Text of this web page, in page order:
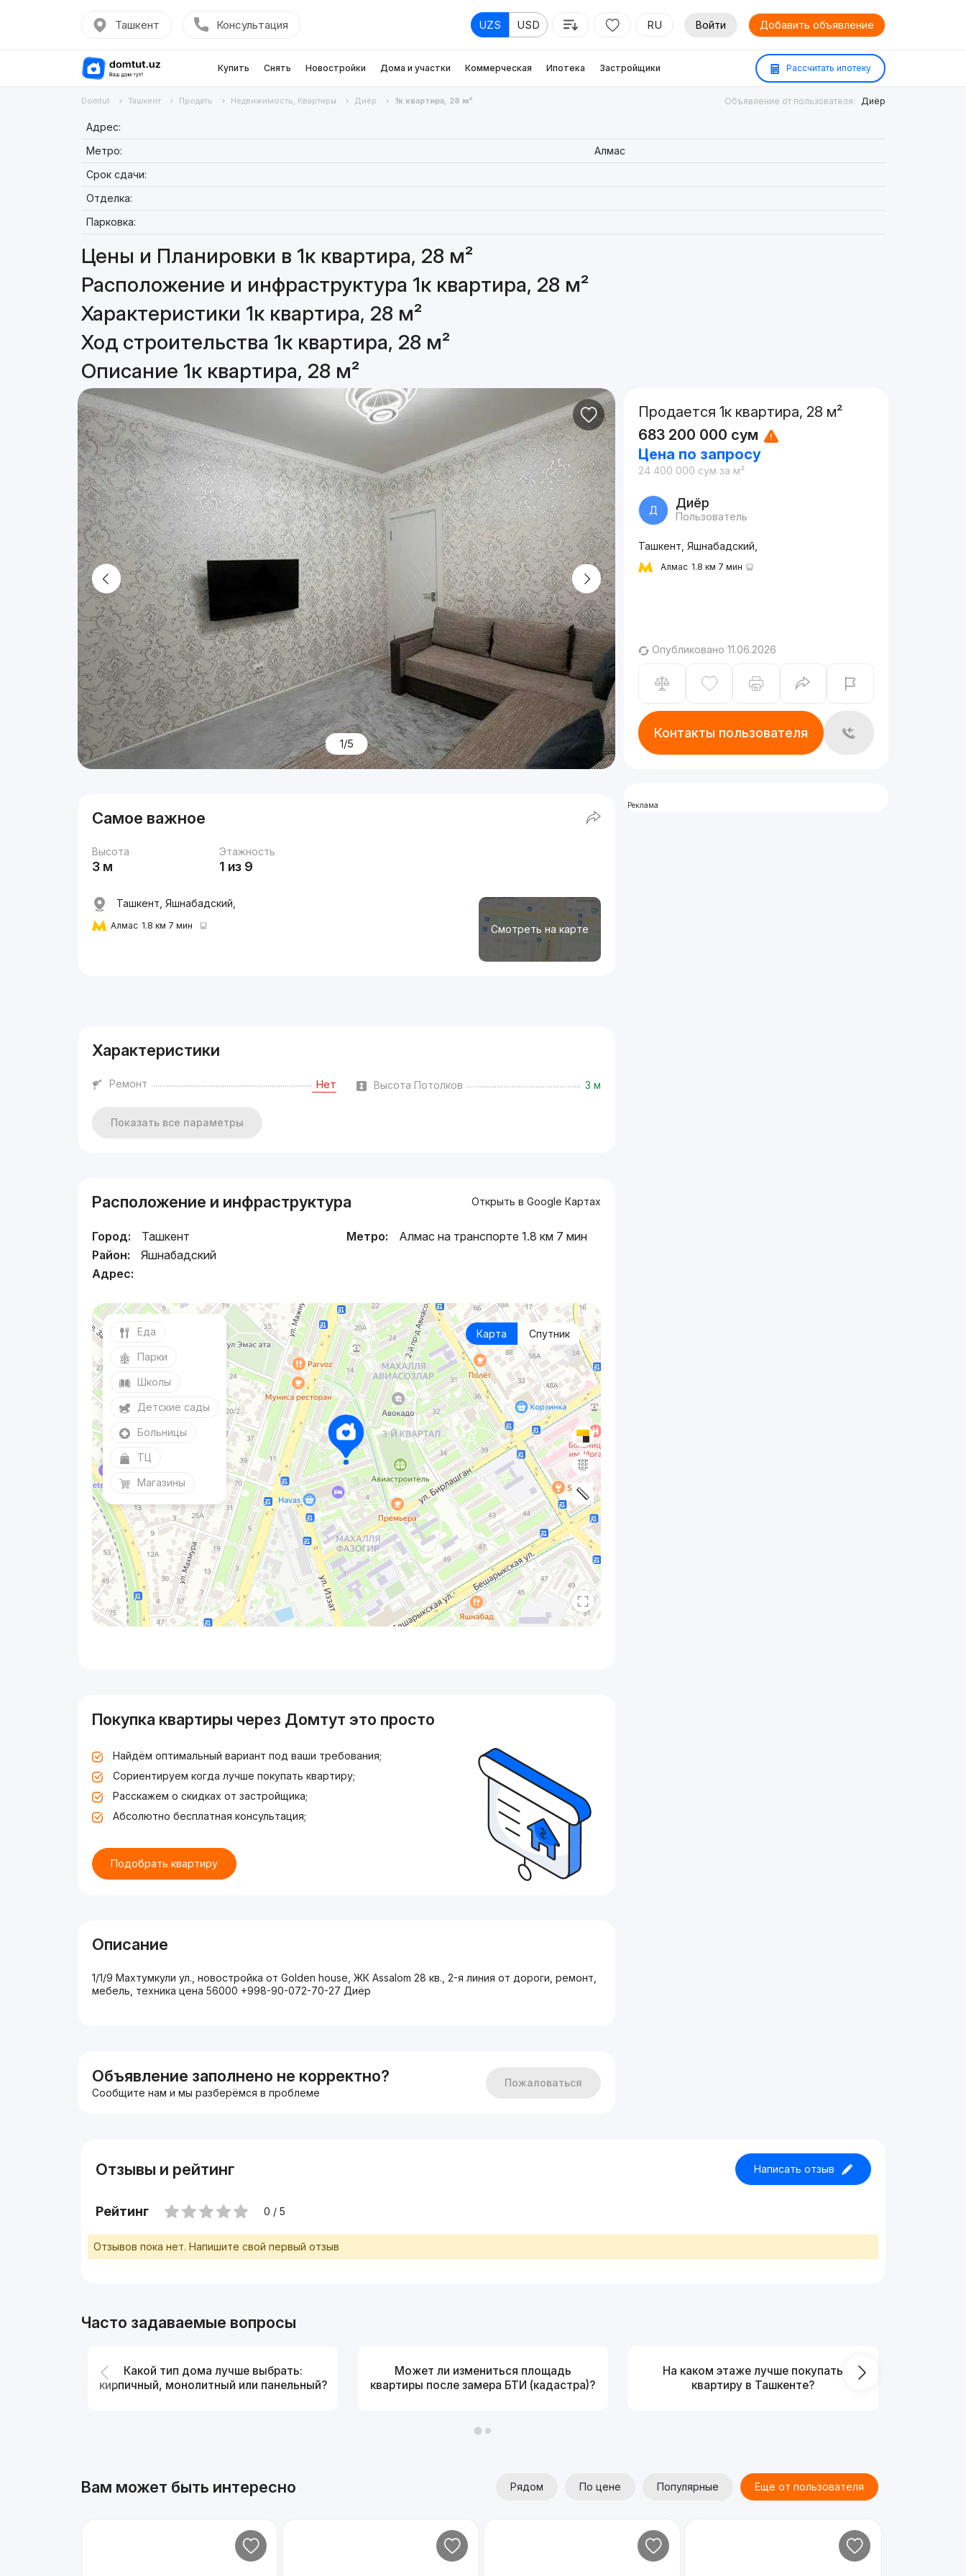
Ташкент Консультация UZS USD RU Войти Добавить объявление
Купить Снять Новостройки Дома и участки Коммерческая Ипотека Застройщики Рассчитать ипотеку
Domtut Ташкент Продать Недвижимость, Квартиры Диёр 1к квартира, 28 м² Объявление от пользователя: Диёр
Адрес:
Метро:
Алмас
Срок сдачи:
Отделка:
Парковка:
Цены и Планировки в 1к квартира, 28 м²
Расположение и инфраструктура 1к квартира, 28 м²
Характеристики 1к квартира, 28 м²
Ход строительства 1к квартира, 28 м²
Описание 1к квартира, 28 м²
1/5
Самое важное
Высота
3 м
Этажность
1 из 9
Смотреть на карте
Ташкент, Яшнабадский,
Алмас 1.8 км 7 мин
Характеристики
Ремонт Нет Высота Потолков 3 м
Показать все параметры
Расположение и инфраструктура Открыть в Google Картах
Город:
Ташкент
Район:
Яшнабадский
Адрес:
Метро: Алмас на транспорте 1.8 км 7 мин
Карта Спутник
Еда
Парки
Школы
Детские сады
Больницы
ТЦ
Магазины
Покупка квартиры через Домтут это просто
Найдём оптимальный вариант под ваши требования;
Сориентируем когда лучше покупать квартиру;
Расскажем о скидках от застройщика;
Абсолютно бесплатная консультация;
Подобрать квартиру
Описание
1/1/9 Махтумкули ул., новостройка от Golden house, ЖК Assalom 28 кв., 2-я линия от дороги, ремонт,
мебель, техника цена 56000 +998-90-072-70-27 Диёр
Объявление заполнено не корректно?
Сообщите нам и мы разберёмся в проблеме
Пожаловаться
Продается 1к квартира, 28 м²
683 200 000 сум
Цена по запросу
24 400 000 сум за м²
Д Диёр
Пользователь
Ташкент, Яшнабадский,
Алмас 1.8 км 7 мин
Опубликовано 11.06.2026
Контакты пользователя
Реклама
Отзывы и рейтинг Написать отзыв
Рейтинг 0 / 5
Отзывов пока нет. Напишите свой первый отзыв
Часто задаваемые вопросы
Какой тип дома лучше выбрать:
кирпичный, монолитный или панельный?
Может ли измениться площадь
квартиры после замера БТИ (кадастра)?
На каком этаже лучше покупать
квартиру в Ташкенте?
Вам может быть интересно Рядом По цене Популярные Еще от пользователя